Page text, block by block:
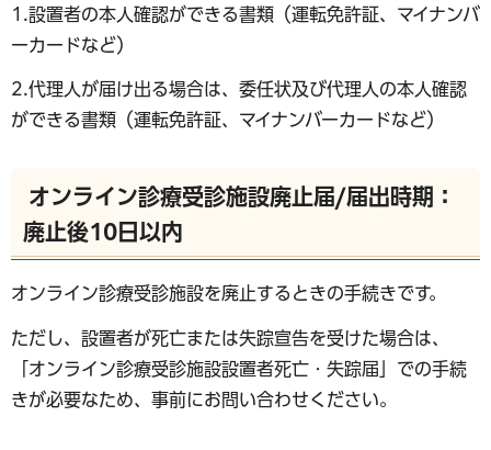
1.設置者の本人確認ができる書類（運転免許証、マイナンバ
ーカードなど）
2.代理人が届け出る場合は、委任状及び代理人の本人確認
ができる書類（運転免許証、マイナンバーカードなど）
オンライン診療受診施設廃止届/届出時期：
廃止後10日以内
オンライン診療受診施設を廃止するときの手続きです。
ただし、設置者が死亡または失踪宣告を受けた場合は、
「オンライン診療受診施設設置者死亡・失踪届」での手続
きが必要なため、事前にお問い合わせください。